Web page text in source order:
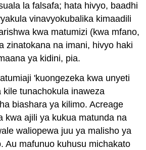
la falsafa; hata hivyo, baadhi
vinavyokubalika kimaadili
kwa matumizi (kwa mfano,
zinatokana na imani, hivyo haki
ya kidini, pia.
'kuongezeka kwa unyeti
kile tunachokula inaweza
biashara ya kilimo. Acreage
kwa ajili ya kukua matunda na
waliopewa juu ya malisho ya
Au mafunuo kuhusu michakato